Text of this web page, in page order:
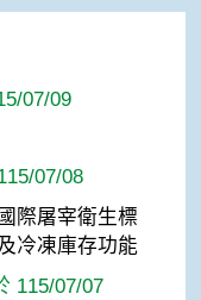
07/09
07/08
際屠宰衛生標
冷凍庫存功能
115/07/07